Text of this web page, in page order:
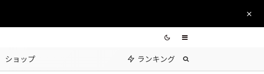
ショップ ランキング